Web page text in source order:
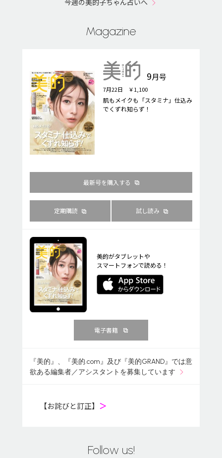
今週の美的子ちゃん占いへ
Magazine
9月号
7月22日 ￥1,100
肌もメイクも「スタミナ」仕込み
でくずれ知らず！
最新号を購入する
定期購読 試し読み
美的がタブレットや
スマートフォンで読める！
電子書籍
『美的』、『美的.com』及び『美的GRAND』では意
欲ある編集者／アシスタントを募集しています
【お詫びと訂正】 ＞
Follow us!